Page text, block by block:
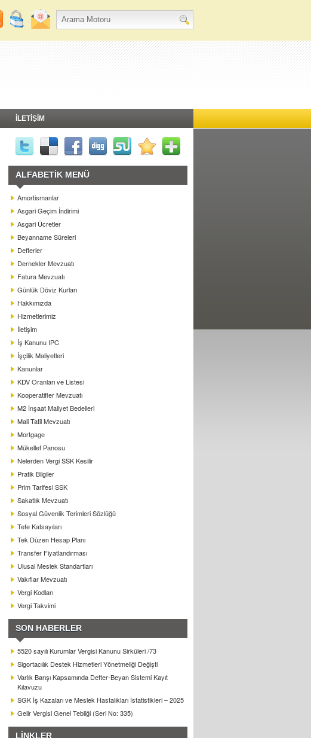
İLETİŞİM
ALFABETİK MENÜ
Amortismanlar
Asgari Geçim İndirimi
Asgari Ücretler
Beyanname Süreleri
Defterler
Dernekler Mevzuatı
Fatura Mevzuatı
Günlük Döviz Kurları
Hakkımızda
Hizmetlerimiz
İletişim
İş Kanunu IPC
İşçilik Maliyetleri
Kanunlar
KDV Oranları ve Listesi
Kooperatifler Mevzuatı
M2 İnşaat Maliyet Bedelleri
Mali Tatil Mevzuatı
Mortgage
Mükellef Panosu
Nelerden Vergi SSK Kesilir
Pratik Bilgiler
Prim Tarifesi SSK
Sakatlık Mevzuatı
Sosyal Güvenlik Terimleri Sözlüğü
Tefe Katsayıları
Tek Düzen Hesap Planı
Transfer Fiyatlandırması
Ulusal Meslek Standartları
Vakıflar Mevzuatı
Vergi Kodları
Vergi Takvimi
SON HABERLER
5520 sayılı Kurumlar Vergisi Kanunu Sirküleri /73
Sigortacılık Destek Hizmetleri Yönetmeliği Değişti
Varlık Barışı Kapsamında Defter-Beyan Sistemi Kayıt
Kılavuzu
SGK İş Kazaları ve Meslek Hastalıkları İstatistikleri – 2025
Gelir Vergisi Genel Tebliği (Seri No: 335)
LİNKLER